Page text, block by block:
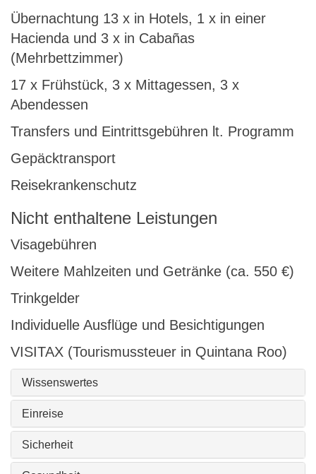
Übernachtung 13 x in Hotels, 1 x in einer
Hacienda und 3 x in Cabañas
(Mehrbettzimmer)
17 x Frühstück, 3 x Mittagessen, 3 x
Abendessen
Transfers und Eintrittsgebühren lt. Programm
Gepäcktransport
Reisekrankenschutz
Nicht enthaltene Leistungen
Visagebühren
Weitere Mahlzeiten und Getränke (ca. 550 €)
Trinkgelder
Individuelle Ausflüge und Besichtigungen
VISITAX (Tourismussteuer in Quintana Roo)
Wissenswertes
Einreise
Sicherheit